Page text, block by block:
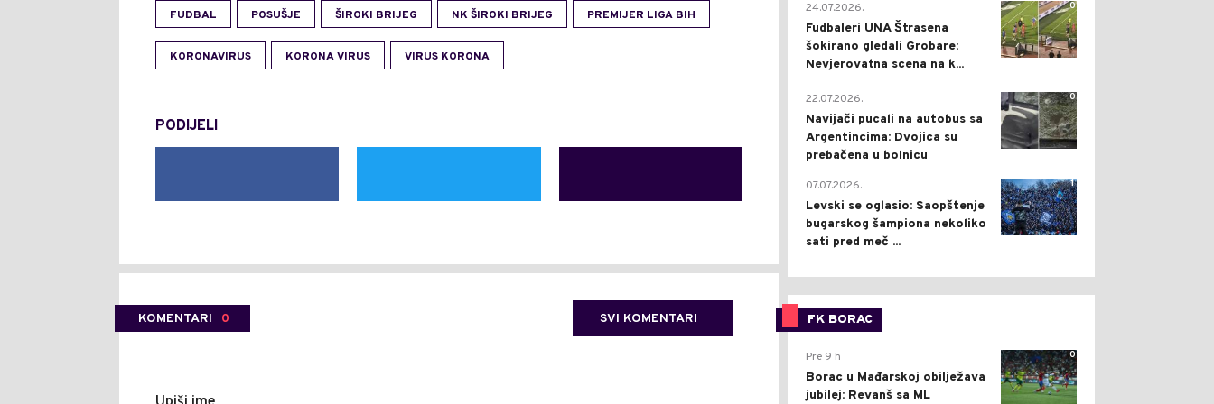
FUDBAL POSUŠJE ŠIROKI BRIJEG NK ŠIROKI BRIJEG PREMIJER LIGA BIH
KORONAVIRUS KORONA VIRUS VIRUS KORONA
PODIJELI
KOMENTARI 0 SVI KOMENTARI
0
24.07.2026.
Fudbaleri UNA Štrasena
šokirano gledali Grobare:
Nevjerovatna scena na k...
0
22.07.2026.
Navijači pucali na autobus sa
Argentincima: Dvojica su
prebačena u bolnicu
1
07.07.2026.
Levski se oglasio: Saopštenje
bugarskog šampiona nekoliko
sati pred meč ...
FK BORAC
0
Pre 9 h
Borac u Mađarskoj obilježava
jubilej: Revanš sa ML